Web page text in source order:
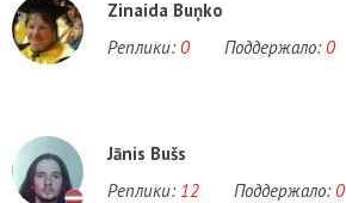
Zinaida Buņko
Реплики: 0 Поддержало: 0
Jānis Bušs
Реплики: 12 Поддержало: 0